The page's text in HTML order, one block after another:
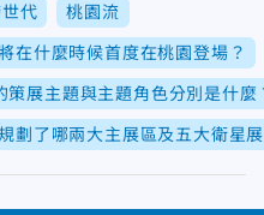
代 桃園流
在什麼時候首度在桃園登場？
策展主題與主題角色分別是什麼
劃了哪兩大主展區及五大衛星